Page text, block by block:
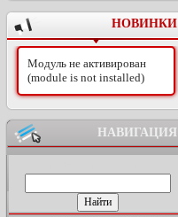
НОВИНКИ
Модуль не активирован
(module is not installed)
НАВИГАЦИЯ